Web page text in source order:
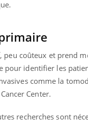
coûteux et prend
pour identifier les
comme la
Center.
recherches sont